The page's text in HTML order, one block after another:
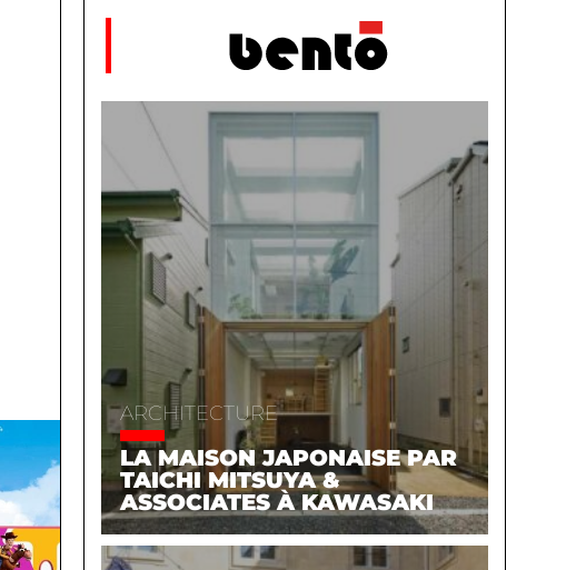
ARCHITECTURE
LA MAISON JAPONAISE PAR
TAICHI MITSUYA &
ASSOCIATES À KAWASAKI